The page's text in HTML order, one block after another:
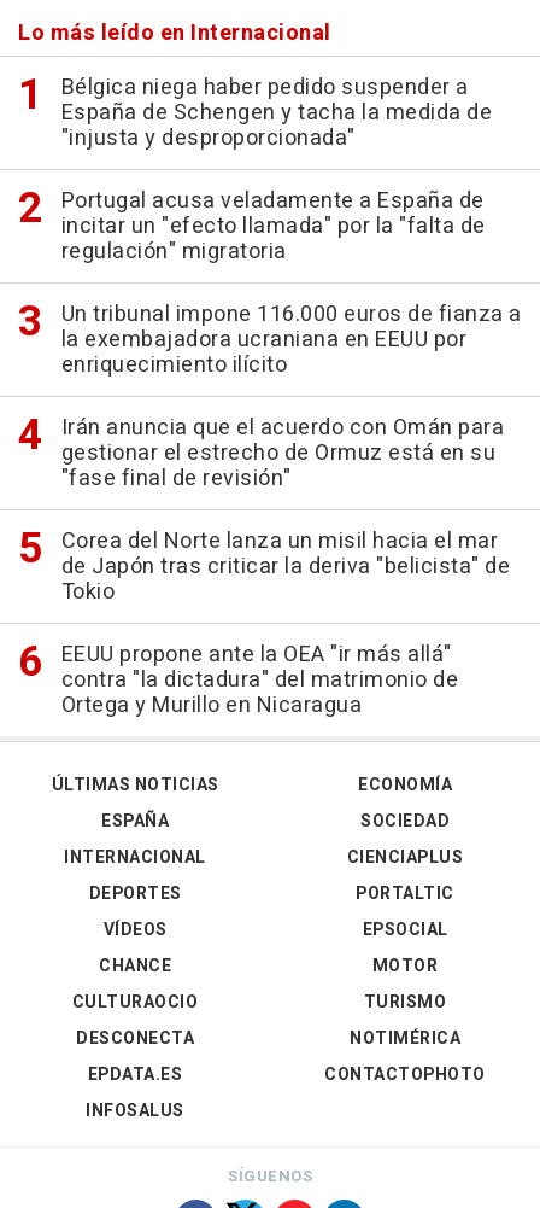
Lo más leído en Internacional
Bélgica niega haber pedido suspender a
España de Schengen y tacha la medida de
"injusta y desproporcionada"
Portugal acusa veladamente a España de
incitar un "efecto llamada" por la "falta de
regulación" migratoria
Un tribunal impone 116.000 euros de fianza a
la exembajadora ucraniana en EEUU por
enriquecimiento ilícito
Irán anuncia que el acuerdo con Omán para
gestionar el estrecho de Ormuz está en su
"fase final de revisión"
Corea del Norte lanza un misil hacia el mar
de Japón tras criticar la deriva "belicista" de
Tokio
EEUU propone ante la OEA "ir más allá"
contra "la dictadura" del matrimonio de
Ortega y Murillo en Nicaragua
ÚLTIMAS NOTICIAS
ESPAÑA
INTERNACIONAL
DEPORTES
VÍDEOS
ECONOMÍA
SOCIEDAD
CIENCIAPLUS
PORTALTIC
EPSOCIAL
CHANCE
CULTURAOCIO
DESCONECTA
EPDATA.ES
INFOSALUS
MOTOR
TURISMO
NOTIMÉRICA
CONTACTOPHOTO
SÍGUENOS